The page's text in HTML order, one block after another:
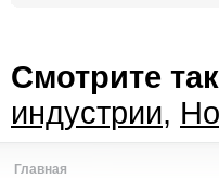
Смотрите
индустрии,
Главная